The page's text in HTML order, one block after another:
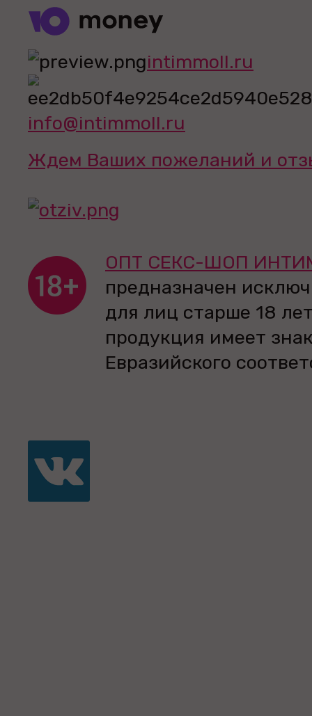
intimmoll.ru
info@intimmoll.ru
Ждем Ваших пожеланий и
ОПТ СЕКС-ШОП
предназначен
для лиц старше 18
продукция имеет
Евразийского